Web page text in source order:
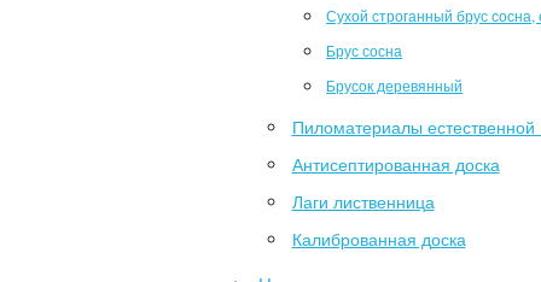
Сухой строганный брус сосна,
Брус сосна
Брусок деревянный
Пиломатериалы естественной
Антисептированная доска
Лаги лиственница
Калиброванная доска